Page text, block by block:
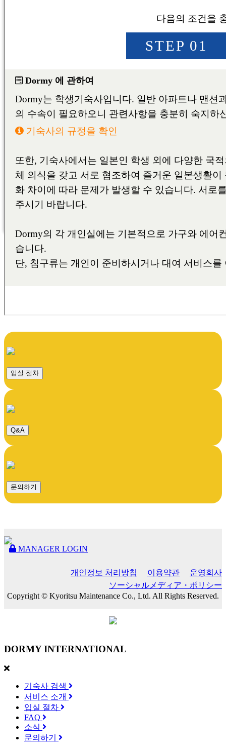
東京料理大学（神楽板キャンパス）
東京料理大学（神楽板キャンパス）
東京/神奈川/埼玉
東京料理大学（神楽板キャンパス）
東京/神奈川/埼玉
東京料理大学（神楽板キャンパス）
東京/神奈川/埼玉
東京/神奈川/埼玉
東京/神奈川/埼玉
東京料理大学（神楽板キャンパス）
東京/神奈川/埼玉
東京料理大学（神楽板キャンパス）
입실 절차
Q&A
문의하기
MANAGER LOGIN
개인정보 처리방침 이용약관
운영회사
ソーシャルメディア・ポリシー
Copyright © Kyoritsu Maintenance Co., Ltd. All Rights Reserved.
DORMY INTERNATIONAL
기숙사 검색
서비스 소개
입실 절차
FAQ
소식
문의하기